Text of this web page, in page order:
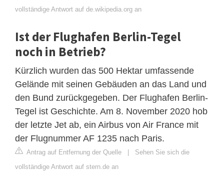
vollständige Antwort auf de.wikipedia.org an
Ist der Flughafen Berlin-Tegel
noch in Betrieb?
Kürzlich wurden das 500 Hektar umfassende
Gelände mit seinen Gebäuden an das Land und
den Bund zurückgegeben. Der Flughafen Berlin-
Tegel ist Geschichte. Am 8. November 2020 hob
der letzte Jet ab, ein Airbus von Air France mit
der Flugnummer AF 1235 nach Paris.
Antrag auf Entfernung der Quelle | Sehen Sie sich die
vollständige Antwort auf stern.de an